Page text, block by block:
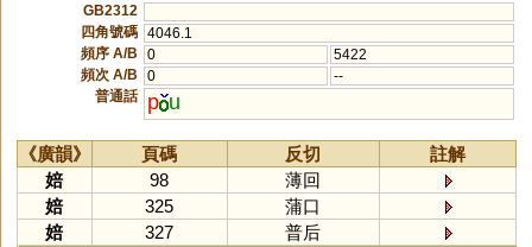
GB2312
四角號碼 4046.1
頻序 A/B
0
5422
頻次 A/B
0
--
普通話
p u
《廣韻》 頁碼 反切
註解
婄
98
薄回
婄
325
蒲口
婄
327 普后